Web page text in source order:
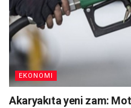
EKONOMI
Akaryakıta yeni zam: